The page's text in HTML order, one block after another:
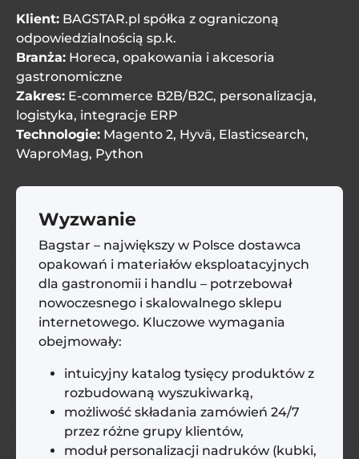
Klient: BAGSTAR.pl spółka z ograniczoną
odpowiedzialnością sp.k.
Branża: Horeca, opakowania i akcesoria
gastronomiczne
Zakres: E-commerce B2B/B2C, personalizacja,
logistyka, integracje ERP
Technologie: Magento 2, Hyvä, Elasticsearch,
WaproMag, Python
Wyzwanie
Bagstar – największy w Polsce dostawca
opakowań i materiałów eksploatacyjnych
dla gastronomii i handlu – potrzebował
nowoczesnego i skalowalnego sklepu
internetowego. Kluczowe wymagania
obejmowały:
intuicyjny katalog tysięcy produktów z
rozbudowaną wyszukiwarką,
możliwość składania zamówień 24/7
przez różne grupy klientów,
moduł personalizacji nadruków (kubki,